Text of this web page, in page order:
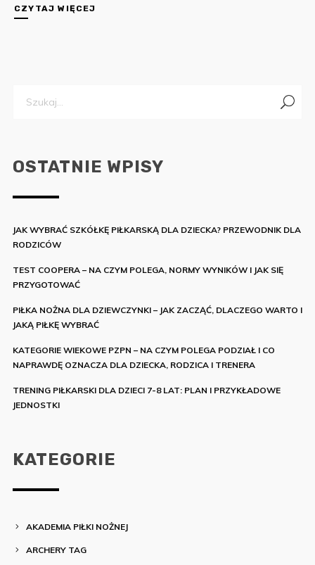
CZYTAJ WIĘCEJ
OSTATNIE WPISY
JAK WYBRAĆ SZKÓŁKĘ PIŁKARSKĄ DLA DZIECKA? PRZEWODNIK DLA
RODZICÓW
TEST COOPERA – NA CZYM POLEGA, NORMY WYNIKÓW I JAK SIĘ
PRZYGOTOWAĆ
PIŁKA NOŻNA DLA DZIEWCZYNKI – JAK ZACZĄĆ, DLACZEGO WARTO I
JAKĄ PIŁKĘ WYBRAĆ
KATEGORIE WIEKOWE PZPN – NA CZYM POLEGA PODZIAŁ I CO
NAPRAWDĘ OZNACZA DLA DZIECKA, RODZICA I TRENERA
TRENING PIŁKARSKI DLA DZIECI 7-8 LAT: PLAN I PRZYKŁADOWE
JEDNOSTKI
KATEGORIE
AKADEMIA PIŁKI NOŻNEJ
ARCHERY TAG